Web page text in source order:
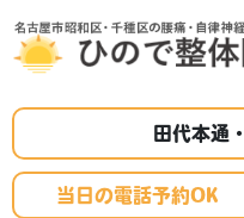
田代本通
当日の電話予約OK